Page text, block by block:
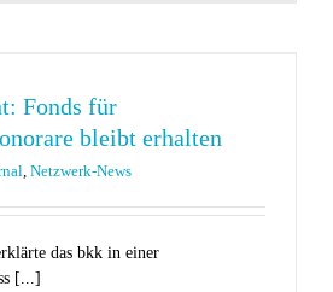
Fonds für
bleibt erhalten
, Netzwerk-News
das bkk in einer
[...]